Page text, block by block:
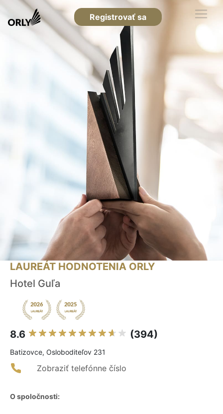
Registrovať sa
LAUREÁT HODNOTENIA ORLY
Hotel Guľa
8.6 (394)
Batizovce, Osloboditeľov 231
Zobraziť telefónne číslo
O spoločnosti: